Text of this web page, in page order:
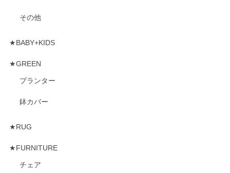
その他
★BABY+KIDS
★GREEN
プランター
鉢カバー
★RUG
★FURNITURE
チェア